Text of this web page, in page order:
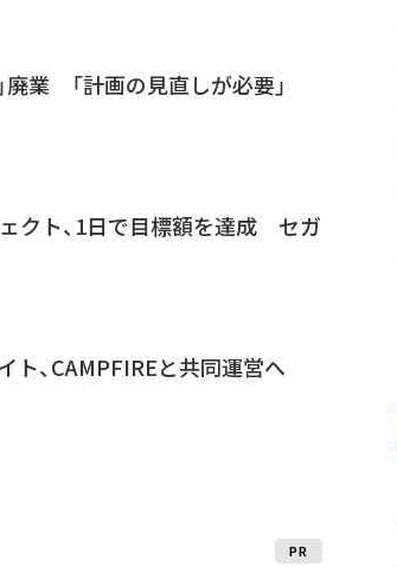
廃業 「計画の見直しが必要」
クト、1日で目標額を達成 セガ
、CAMPFIREと共同運営へ
PR